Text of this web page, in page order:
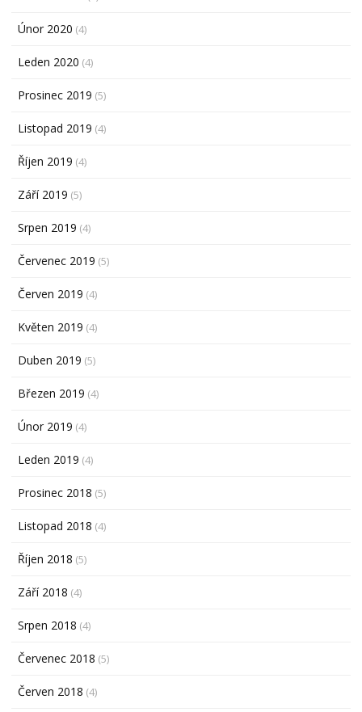
Únor 2020 (4)
Leden 2020 (4)
Prosinec 2019 (5)
Listopad 2019 (4)
Říjen 2019 (4)
Září 2019 (5)
Srpen 2019 (4)
Červenec 2019 (5)
Červen 2019 (4)
Květen 2019 (4)
Duben 2019 (5)
Březen 2019 (4)
Únor 2019 (4)
Leden 2019 (4)
Prosinec 2018 (5)
Listopad 2018 (4)
Říjen 2018 (5)
Září 2018 (4)
Srpen 2018 (4)
Červenec 2018 (5)
Červen 2018 (4)